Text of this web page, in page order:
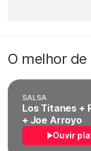
O melhor
SALSA
Los Titanes +
+ Joe Arroyo
Ouvir